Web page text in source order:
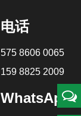
电话
575 8606 0065
159 8825 2009
WhatsApp